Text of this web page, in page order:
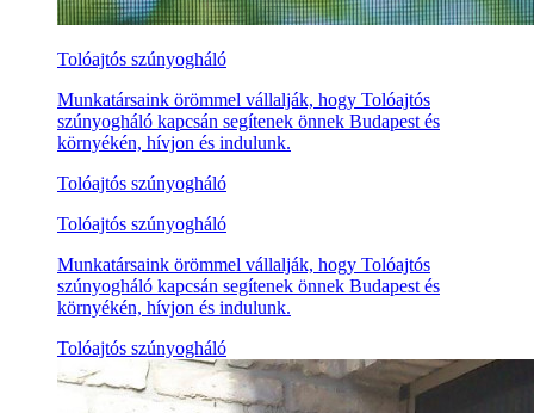
Tolóajtós szúnyogháló
Munkatársaink örömmel vállalják, hogy Tolóajtós
szúnyogháló kapcsán segítenek önnek Budapest és
környékén, hívjon és indulunk.
Tolóajtós szúnyogháló
Tolóajtós szúnyogháló
Munkatársaink örömmel vállalják, hogy Tolóajtós
szúnyogháló kapcsán segítenek önnek Budapest és
környékén, hívjon és indulunk.
Tolóajtós szúnyogháló